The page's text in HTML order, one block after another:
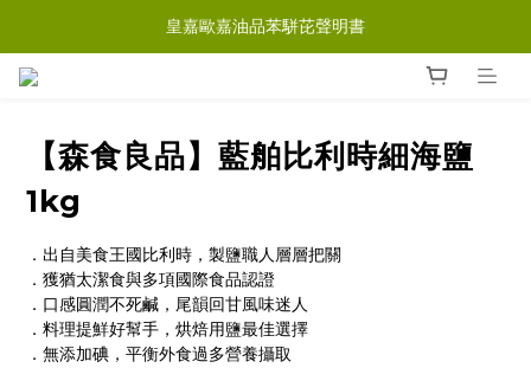
皇嘉歐嘉油品苯駢芘聲明書
【森食良品】藍舶比利時細海鹽
1kg
．出自美食王國比利時，製鹽職人層層把關
．獲猶太潔食與多項國際食品認證
．口感圓潤不死鹹，尾韻回甘風味迷人
．料理提鮮好幫手，烘焙用鹽最佳選擇
．無添加碘，平衡外食過多營養攝取